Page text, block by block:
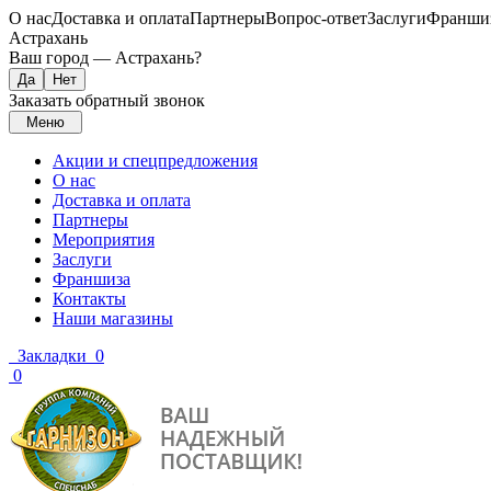
О насДоставка и оплатаПартнерыВопрос-ответЗаслуги
Астрахань
Ваш город — Астрахань?
Заказать обратный звонок
Меню
Акции и спецпредложения
О нас
Доставка и оплата
Партнеры
Мероприятия
Заслуги
Франшиза
Контакты
Наши магазины
Закладки 0
0